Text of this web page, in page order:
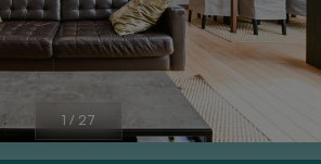
1 / 27